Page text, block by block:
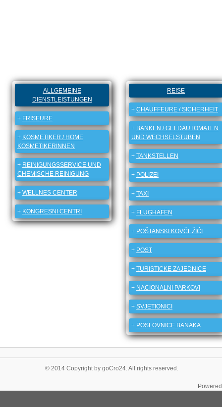
ALLGEMEINE
DIENSTLEISTUNGEN
+ FRISEURE
+ KOSMETIKER / HOME
KOSMETIKERINNEN
+ REINIGUNGSSERVICE UND
CHEMISCHE REINIGUNG
+ WELLNES CENTER
+ KONGRESNI CENTRI
REISE
+ CHAUFFEURE / SICHERHEIT
+ BANKEN / GELDAUTOMATEN
UND WECHSELSTUBEN
+ TANKSTELLEN
+ POLIZEI
+ TAXI
+ FLUGHAFEN
+ POŠTANSKI KOVČEŽIĆI
+ POST
+ TURISTICKE ZAJEDNICE
+ NACIONALNI PARKOVI
+ SVJETIONICI
+ POSLOVNICE BANAKA
© 2014 Copyright by goCro24. All rights reserved.